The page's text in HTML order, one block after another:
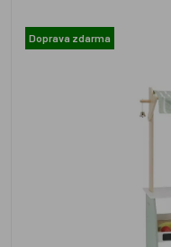
Doprava zdarma